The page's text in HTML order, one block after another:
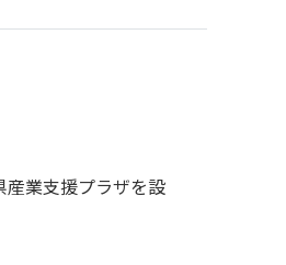
産業支援プラザを設